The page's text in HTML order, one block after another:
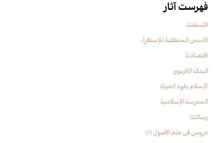
فهرست آثار
فلسفتنا
الأسس المنطقیة للإستقراء
اقتصادنا
البنک اللاربوی
الإسلام یقود الحیاة
المدرسة الإسلامیة
رسالتنا
دروس فی علم الأصول (1)